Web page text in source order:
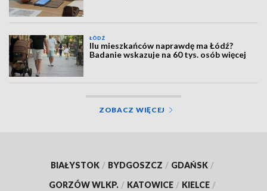
ŁÓDŹ
Ilu mieszkańców naprawdę ma Łódź?
Badanie wskazuje na 60 tys. osób więcej
ZOBACZ WIĘCEJ
BIAŁYSTOK / BYDGOSZCZ / GDAŃSK /
GORZÓW WLKP. / KATOWICE / KIELCE /